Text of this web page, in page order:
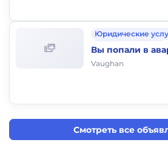
Юридические
Аварии и штрафы
Вы
Vaughan
Смотреть все